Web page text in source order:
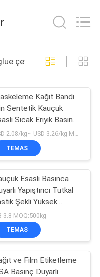
çevrimiçi üretim
Kağıt Bandı
Sentetik Kauçuk
Sıcak Eriyik Basınca
Yapıştırıcı
USD 2.08/kg~ USD 3.26/kg MOQ:1000 KG
TEMAS
Esaslı Basınca
Yapıştırıcı Tutkal
Şekli Yüksek
Dayanımı
3.8 MOQ:500kg
TEMAS
ve Film Etiketleme
Basınç Duyarlı